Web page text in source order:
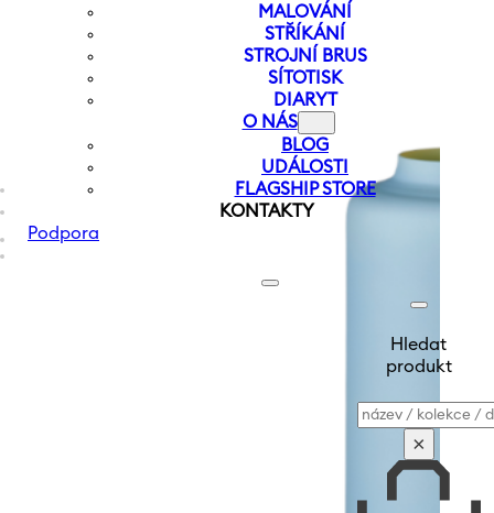
MALOVÁNÍ
STŘÍKÁNÍ
STROJNÍ BRUS
SÍTOTISK
DIARYT
O NÁS
BLOG
UDÁLOSTI
FLAGSHIP STORE
KONTAKTY
Podpora
Hledat
produkt
Vyhledávání
×